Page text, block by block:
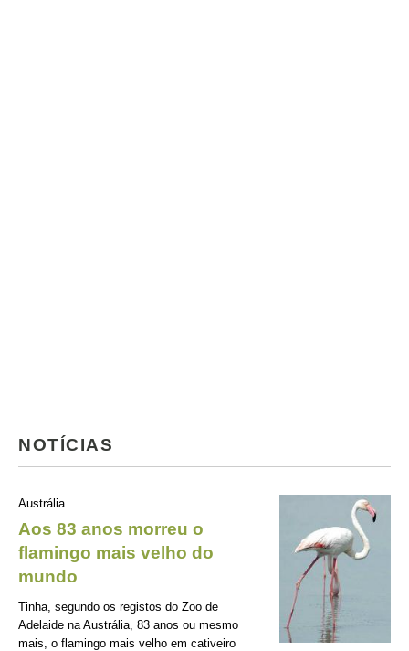
NOTÍCIAS
Austrália
Aos 83 anos morreu o
flamingo mais velho do
mundo
Tinha, segundo os registos do Zoo de
Adelaide na Austrália, 83 anos ou mesmo
mais, o flamingo mais velho em cativeiro